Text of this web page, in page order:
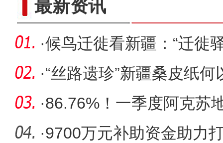
最新资讯
·候鸟迁徙看新疆：“迁徙
·“丝路遗珍”新疆桑皮纸何
·86.76%！一季度阿克苏
门红”
·9700万元补助资金助力